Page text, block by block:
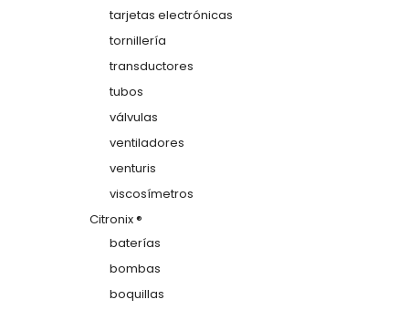
tarjetas electrónicas
tornillería
transductores
tubos
válvulas
ventiladores
venturis
viscosímetros
Citronix ®
baterías
bombas
boquillas